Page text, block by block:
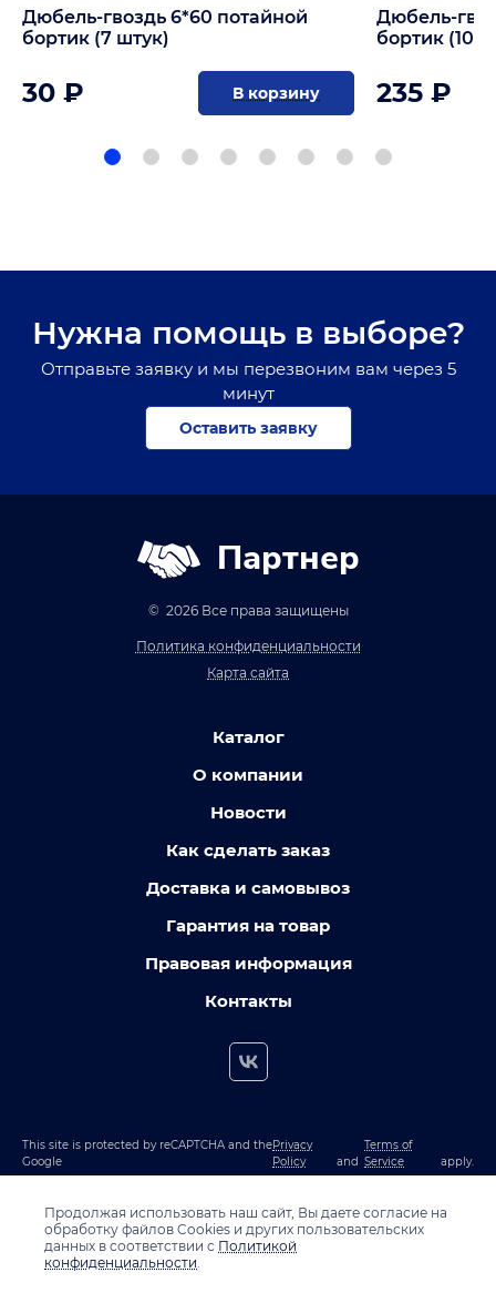
Дюбель-гвоздь 6*60 потайной
бортик (7 штук)
30 ₽ В корзину
Дюбель-
бортик (100
235 ₽
Нужна помощь в выборе?
Отправьте заявку и мы перезвоним вам через 5
минут
Оставить заявку
Партнер
© 2026 Все права защищены
Политика конфиденциальности
Карта сайта
Каталог
О компании
Новости
Как сделать заказ
Доставка и самовывоз
Гарантия на товар
Правовая информация
Контакты
This site is protected by reCAPTCHA and the
Google
Privacy
Policy
and
Terms of
Service
apply.
Продолжая использовать наш сайт, Вы даете согласие на
обработку файлов Cookies и других пользовательских
данных в соответствии с Политикой
конфиденциальности.